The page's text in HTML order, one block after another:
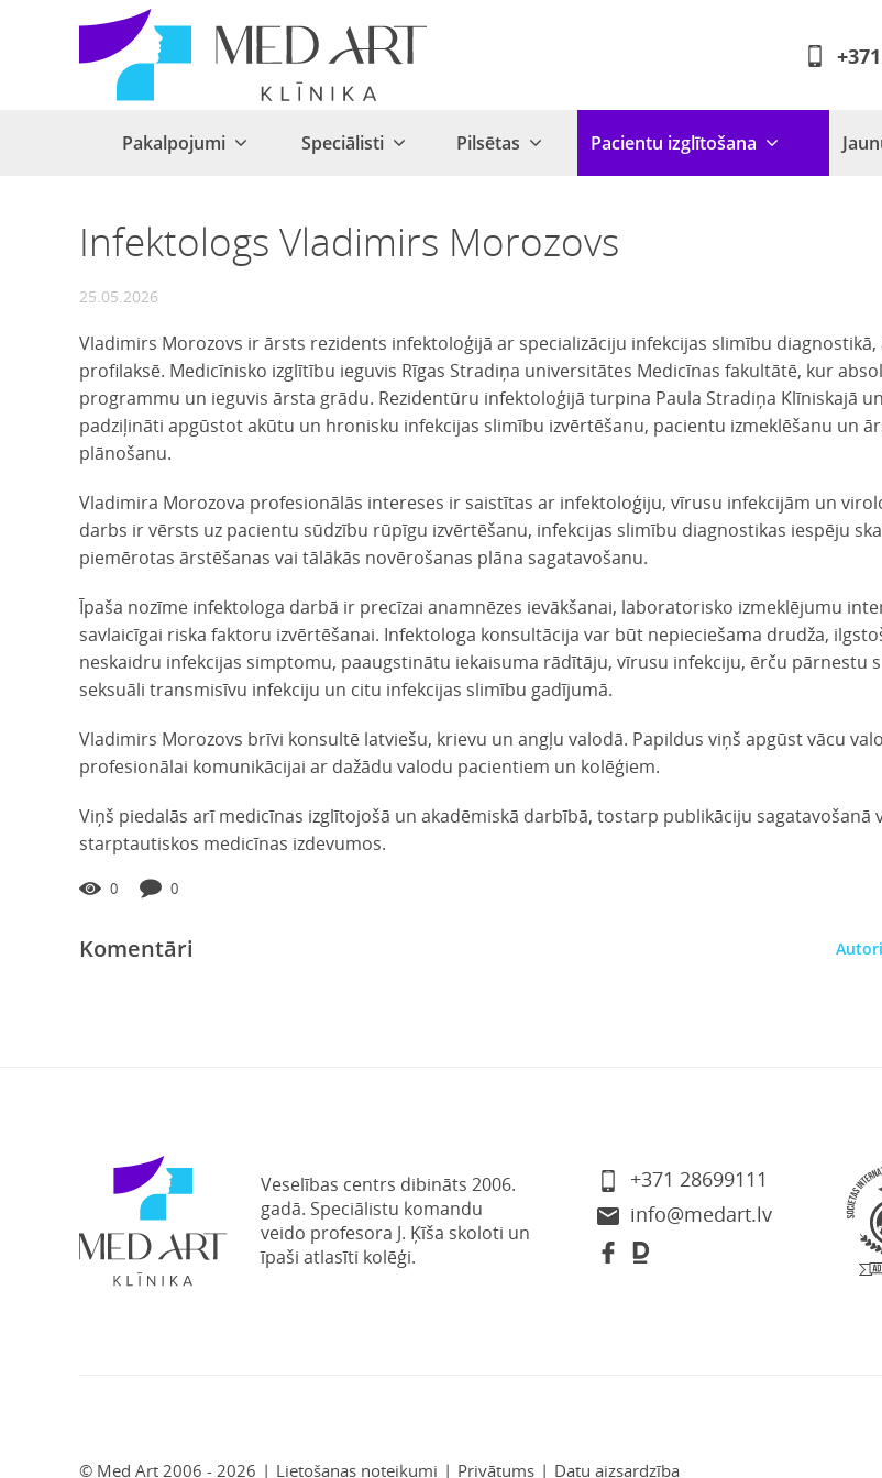
Pakalpojumi Speciālisti Pilsētas Pacientu izglītošana
Infektologs Vladimirs Morozovs
25.05.2026
Vladimirs Morozovs ir ārsts rezidents infektoloģijā ar specializāciju infekcijas slimību
profilaksē. Medicīnisko izglītību ieguvis Rīgas Stradiņa universitātes Medicīnas fakultātē, kur
programmu un ieguvis ārsta grādu. Rezidentūru infektoloģijā turpina Paula Stradiņa Klīniskajā
padziļināti apgūstot akūtu un hronisku infekcijas slimību izvērtēšanu, pacientu izmeklēšanu un
plānošanu.
Vladimira Morozova profesionālās intereses ir saistītas ar infektoloģiju, vīrusu infekcijām un
darbs ir vērsts uz pacientu sūdzību rūpīgu izvērtēšanu, infekcijas slimību diagnostikas iespēju
piemērotas ārstēšanas vai tālākās novērošanas plāna sagatavošanu.
Īpaša nozīme infektologa darbā ir precīzai anamnēzes ievākšanai, laboratorisko izmeklējumu
savlaicīgai riska faktoru izvērtēšanai. Infektologa konsultācija var būt nepieciešama drudža,
neskaidru infekcijas simptomu, paaugstinātu iekaisuma rādītāju, vīrusu infekciju, ērču pārnestu
seksuāli transmisīvu infekciju un citu infekcijas slimību gadījumā.
Vladimirs Morozovs brīvi konsultē latviešu, krievu un angļu valodā. Papildus viņš apgūst vācu
profesionālai komunikācijai ar dažādu valodu pacientiem un kolēģiem.
Viņš piedalās arī medicīnas izglītojošā un akadēmiskā darbībā, tostarp publikāciju sagatavošanā
starptautiskos medicīnas izdevumos.
0 0
Komentāri
Veselības centrs dibināts 2006.
gadā. Speciālistu komandu
veido profesora J. Ķīša skoloti un
īpaši atlasīti kolēģi.
+371 28699111
info@medart.lv
© Med Art 2006 - 2026 | Lietošanas noteikumi | Privātums | Datu aizsardzība